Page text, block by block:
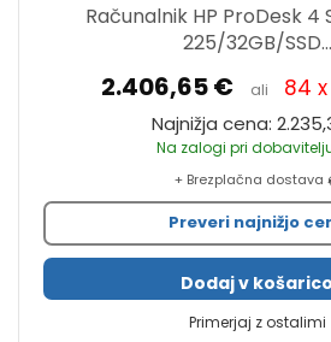
Računalnik HP ProDesk 4
225/32GB/SSD...
2.406,65 € ali 84
Najnižja cena:
Na zalogi pri
+ Brezplačna dostava
Preveri najnižjo
Dodaj v košarico
Primerjaj z ostalimi